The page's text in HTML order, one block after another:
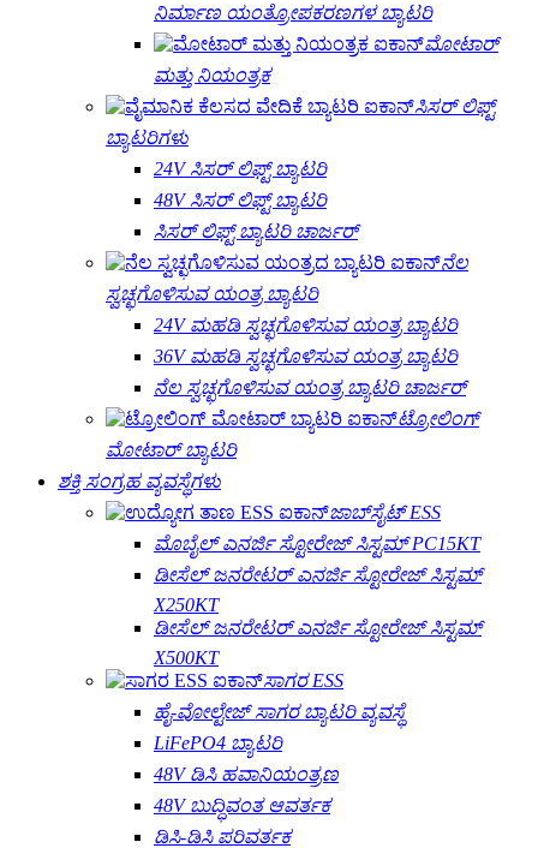
ನಿರ್ಮಾಣ ಯಂತ್ರೋಪಕರಣಗಳ ಬ್ಯಾಟರಿ
ಮೋಟಾರ್
ಮತ್ತು ನಿಯಂತ್ರಕ
ಸಿಸರ್ ಲಿಫ್ಟ್
ಬ್ಯಾಟರಿಗಳು
24V ಸಿಸರ್ ಲಿಫ್ಟ್ ಬ್ಯಾಟರಿ
48V ಸಿಸರ್ ಲಿಫ್ಟ್ ಬ್ಯಾಟರಿ
ಸಿಸರ್ ಲಿಫ್ಟ್ ಬ್ಯಾಟರಿ ಚಾರ್ಜರ್
ನೆಲ
ಸ್ವಚ್ಛಗೊಳಿಸುವ ಯಂತ್ರ ಬ್ಯಾಟರಿ
24V ಮಹಡಿ ಸ್ವಚ್ಛಗೊಳಿಸುವ ಯಂತ್ರ ಬ್ಯಾಟರಿ
36V ಮಹಡಿ ಸ್ವಚ್ಛಗೊಳಿಸುವ ಯಂತ್ರ ಬ್ಯಾಟರಿ
ನೆಲ ಸ್ವಚ್ಛಗೊಳಿಸುವ ಯಂತ್ರ ಬ್ಯಾಟರಿ ಚಾರ್ಜರ್
ಟ್ರೋಲಿಂಗ್
ಮೋಟಾರ್ ಬ್ಯಾಟರಿ
ಶಕ್ತಿ ಸಂಗ್ರಹ ವ್ಯವಸ್ಥೆಗಳು
ಜಾಬ್‌ಸೈಟ್ ESS
ಮೊಬೈಲ್ ಎನರ್ಜಿ ಸ್ಟೋರೇಜ್ ಸಿಸ್ಟಮ್ PC15KT
ಡೀಸೆಲ್ ಜನರೇಟರ್ ಎನರ್ಜಿ ಸ್ಟೋರೇಜ್ ಸಿಸ್ಟಮ್
X250KT
ಡೀಸೆಲ್ ಜನರೇಟರ್ ಎನರ್ಜಿ ಸ್ಟೋರೇಜ್ ಸಿಸ್ಟಮ್
X500KT
ಸಾಗರ ESS
ಹೈ-ವೋಲ್ಟೇಜ್ ಸಾಗರ ಬ್ಯಾಟರಿ ವ್ಯವಸ್ಥೆ
LiFePO4 ಬ್ಯಾಟರಿ
48V ಡಿಸಿ ಹವಾನಿಯಂತ್ರಣ
48V ಬುದ್ಧಿವಂತ ಆವರ್ತಕ
ಡಿಸಿ-ಡಿಸಿ ಪರಿವರ್ತಕ